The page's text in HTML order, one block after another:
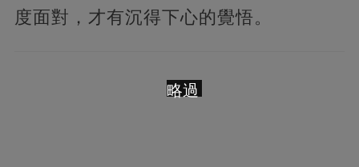
度面對，才有沉得下心的覺悟。
略過